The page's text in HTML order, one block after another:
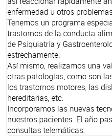
enfermedad u otros
Tenemos un programa
trastornos de la conducta
de Psiquiatría y
estrechamente.
Así mismo, realizamos una
otras patologías, como son
los trastornos motores, las
hereditarias, etc.
Incorporamos las nuevas
nuestros pacientes. El año
consultas telemáticas.